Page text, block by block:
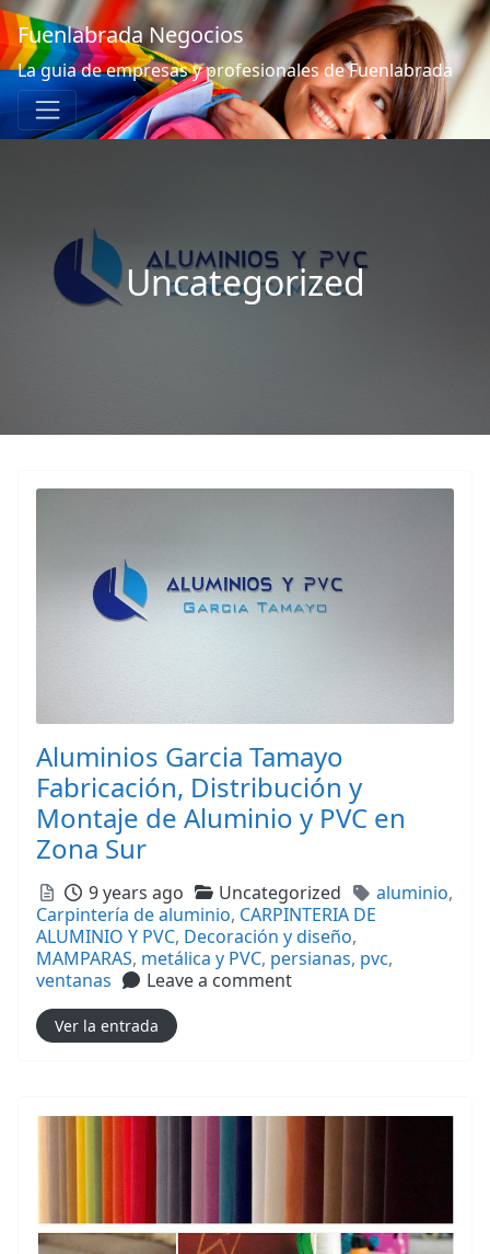
Fuenlabrada Negocios
La guia de empresas y profesionales de Fuenlabrada
Uncategorized
Aluminios Garcia Tamayo
Fabricación, Distribución y
Montaje de Aluminio y PVC en
Zona Sur
Posted
9 years ago Categories
Uncategorized Tags
aluminio,
Carpintería de aluminio, CARPINTERIA DE
ALUMINIO Y PVC, Decoración y diseño,
MAMPARAS, metálica y PVC, persianas, pvc,
ventanas
Leave a comment
Ver la entrada